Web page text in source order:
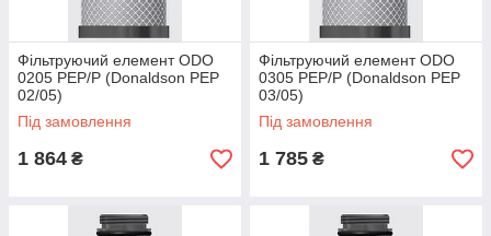
Фільтруючий елемент ODO
0205 PEP/P (Donaldson PEP
02/05)
Під замовлення
1 864 ₴
Фільтруючий елемент ODO
0305 PEP/P (Donaldson PEP
03/05)
Під замовлення
1 785 ₴